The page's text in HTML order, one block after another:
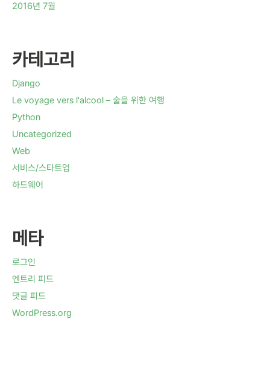
2016년 7월
카테고리
Django
Le voyage vers l'alcool – 술을 위한 여행
Python
Uncategorized
Web
서비스/스타트업
하드웨어
메타
로그인
엔트리 피드
댓글 피드
WordPress.org